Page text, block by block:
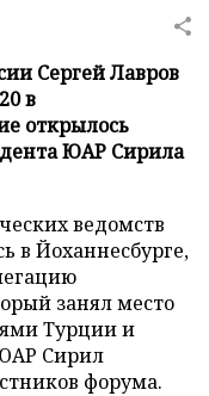
Сергей Лавров
в
открылось
ЮАР Сирила
ведомств
в Йоханнесбурге,
занял место
Турции и
Сирил
форума.